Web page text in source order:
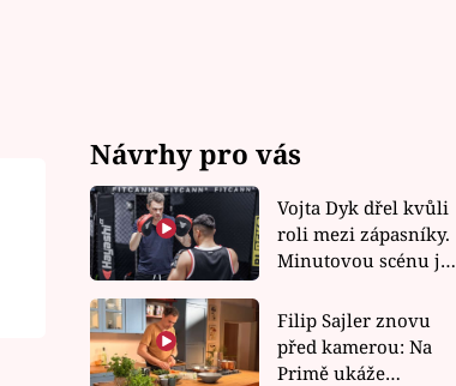
Návrhy pro vás
Vojta Dyk dřel kvůli
roli mezi zápasníky.
Minutovou scénu jel
Filip Sajler znovu
před kamerou: Na
Primě ukáže